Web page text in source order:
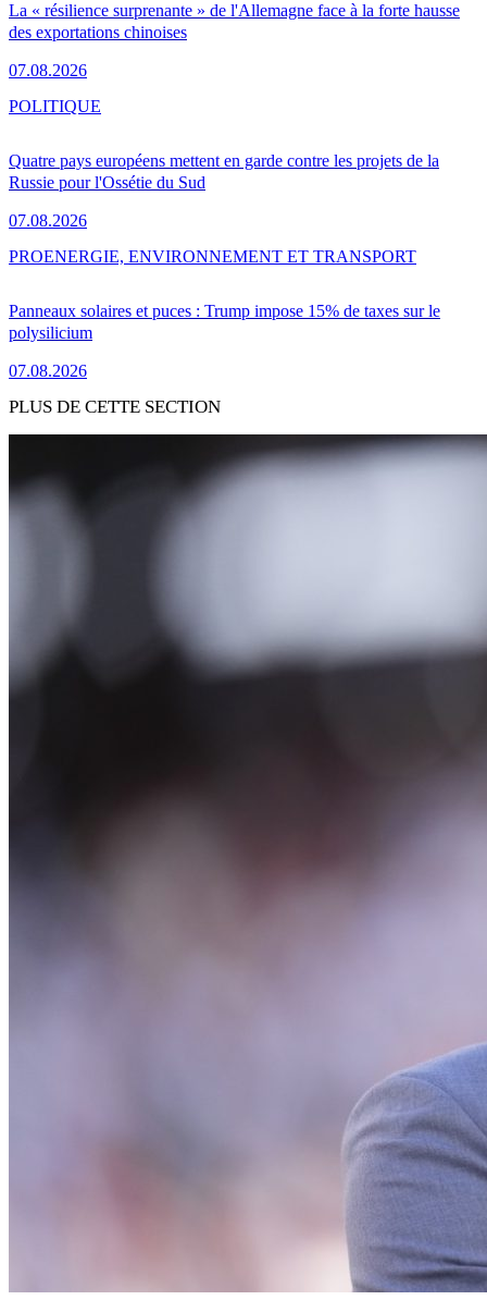
La « résilience surprenante » de l'Allemagne face à la forte hausse
des exportations chinoises
07.08.2026
Quatre pays européens mettent en garde contre les projets de la
Russie pour l'Ossétie du Sud
07.08.2026
POLITIQUE
Panneaux solaires et puces : Trump impose 15% de taxes sur le
polysilicium
07.08.2026
PROENERGIE, ENVIRONNEMENT ET TRANSPORT
PLUS DE CETTE SECTION